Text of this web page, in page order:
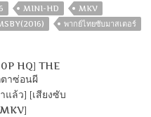
MINI-HD
MKV
พากย์ไทยซับมาสเตอร์
HQ] THE
าซ่อนผี
แล้ว] [เสียงซับ